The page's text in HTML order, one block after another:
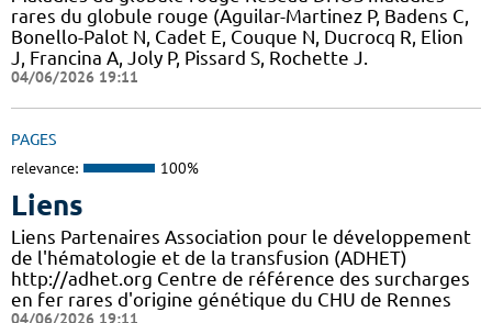
rares du globule rouge (Aguilar-Martinez P, Badens C,
Bonello-Palot N, Cadet E, Couque N, Ducrocq R, Elion
J, Francina A, Joly P, Pissard S, Rochette J.
04/06/2026 19:11
PAGES
relevance: 100%
Liens
Liens Partenaires Association pour le développement
de l'hématologie et de la transfusion (ADHET)
http://adhet.org Centre de référence des surcharges
en fer rares d'origine génétique du CHU de Rennes
04/06/2026 19:11